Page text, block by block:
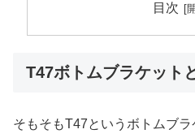
目次
T47ボトムブラケット
そもそもT47というボトムブ